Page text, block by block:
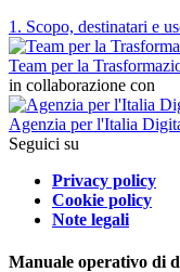
1. Scopo, destinatari e
Team per la
in collaborazione con
Agenzia per l'Italia
Seguici su
Privacy policy
Cookie policy
Note legali
Manuale operativo di